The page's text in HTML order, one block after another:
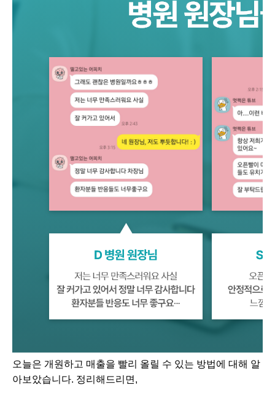
오늘은 개원하고 매출을 빨리 올릴 수 있는 방법에 대해 알
아보았습니다. 정리해드리면,